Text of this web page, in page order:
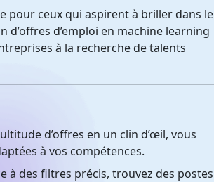
pour ceux qui aspirent à briller dans le
d’offres d’emploi en machine learning
à la recherche de talents
d’offres en un clin d’œil, vous
à vos compétences.
à des filtres précis, trouvez des postes